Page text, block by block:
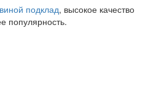
подклад, высокое качество
популярность.